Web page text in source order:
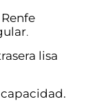
Renfe
.
lisa